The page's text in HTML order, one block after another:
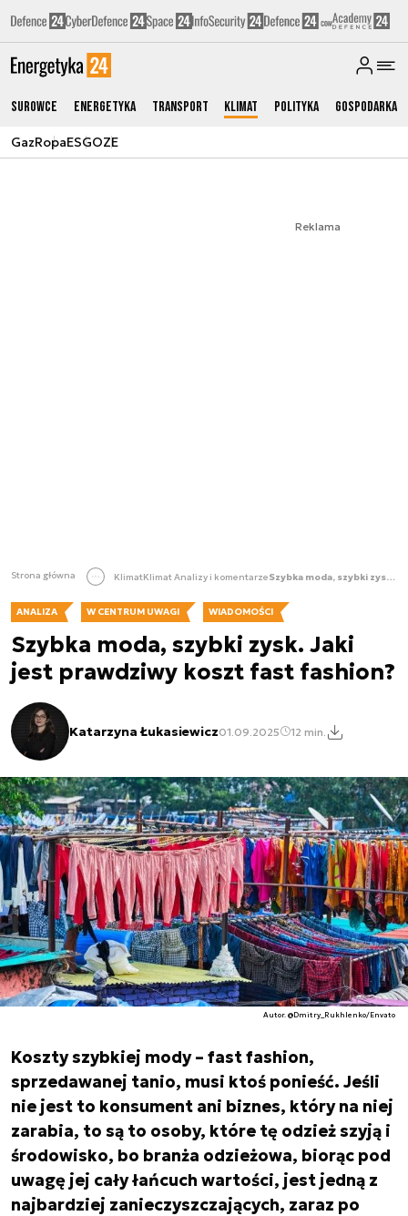
Surowce Energetyka Transport Klimat Polityka Gospodarka
GazRopaESGOZE
Reklama
Strona główna KlimatKlimat Analizy i komentarze Szybka moda, szybki zysk. Jaki jest prawdziwy koszt fast fashion?
ANALIZA W CENTRUM UWAGI WIADOMOŚCI
Szybka moda, szybki zysk. Jaki
jest prawdziwy koszt fast fashion?
Katarzyna Łukasiewicz01.09.2025 12 min.
Autor. @Dmitry_Rukhlenko/Envato
Koszty szybkiej mody – fast fashion,
sprzedawanej tanio, musi ktoś ponieść. Jeśli
nie jest to konsument ani biznes, który na niej
zarabia, to są to osoby, które tę odzież szyją i
środowisko, bo branża odzieżowa, biorąc pod
uwagę jej cały łańcuch wartości, jest jedną z
najbardziej zanieczyszczających, zaraz po